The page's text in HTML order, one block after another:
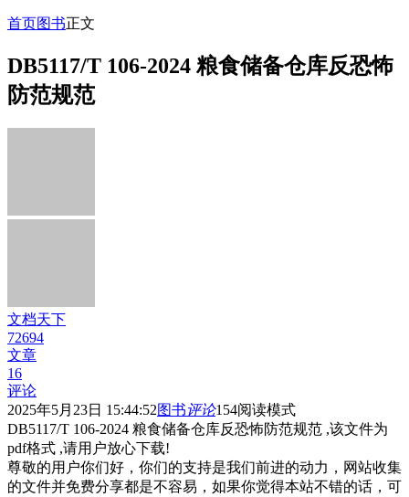
首页图书正文
DB5117/T 106-2024 粮食储备仓库反恐怖
防范规范
文档天下
72694
文章
16
评论
2025年5月23日 15:44:52图书评论154阅读模式
DB5117/T 106-2024 粮食储备仓库反恐怖防范规范 ,该文件为
pdf格式 ,请用户放心下载!
尊敬的用户你们好，你们的支持是我们前进的动力，网站收集
的文件并免费分享都是不容易，如果你觉得本站不错的话，可